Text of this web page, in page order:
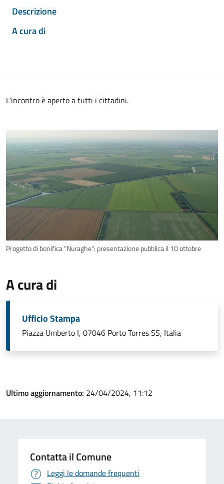
Descrizione
A cura di
L'incontro è aperto a tutti i cittadini.
Progetto di bonifica "Nuraghe": presentazione pubblica il 10 ottobre
A cura di
Ufficio Stampa
Piazza Umberto I, 07046 Porto Torres SS, Italia
Ultimo aggiornamento: 24/04/2024, 11:12
Contatta il Comune
Leggi le domande frequenti